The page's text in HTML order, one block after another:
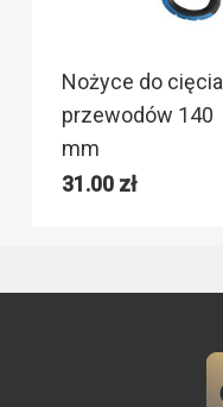
Nożyce do cięcia
przewodów 140
mm
31.00 zł